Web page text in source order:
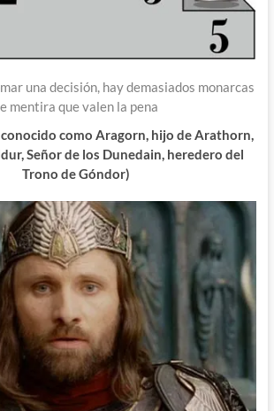
una decisión, hay demasiados monarcas
mentira que valen la pena
conocido como Aragorn, hijo de Arathorn,
Señor de los Dunedain, heredero del
Trono de Góndor)